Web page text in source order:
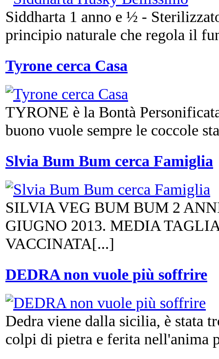
Siddharta 1 anno e ½ -
principio naturale che regola il
Tyrone cerca Casa
TYRONE è la Bontà
buono vuole sempre le coccole
Slvia Bum Bum cerca Famiglia
SILVIA VEG BUM BUM 2
GIUGNO 2013. MEDIA
VACCINATA[...]
DEDRA non vuole più soffrire
Dedra viene dalla sicilia, è stata
colpi di pietra e ferita nell'anima